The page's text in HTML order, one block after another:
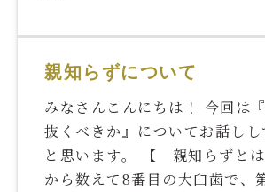
親知らずについて
みなさんこんにちは！ 今回は
抜くべきか』についてお話しし
と思います。 【 親知らずと
から数えて8番目の大臼歯で、